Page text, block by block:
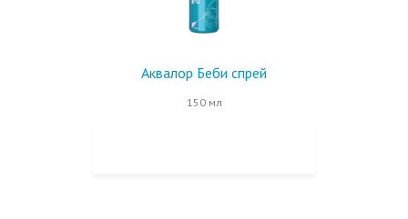
Аквалор Беби спрей
150 мл